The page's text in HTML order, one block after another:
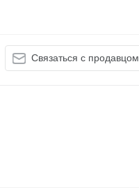
Связаться с продавцом